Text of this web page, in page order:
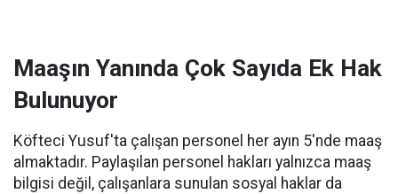
Maaşın Yanında Çok Sayıda Ek Hak
Bulunuyor
Köfteci Yusuf'ta çalışan personel her ayın 5'nde maaş
almaktadır. Paylaşılan personel hakları yalnızca maaş
bilgisi değil, çalışanlara sunulan sosyal haklar da